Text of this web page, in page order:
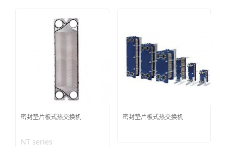
密封垫片板式热交换机
NT series
密封垫片板式热交换机